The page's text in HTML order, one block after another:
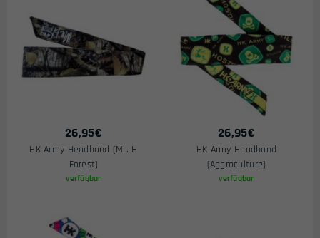
26,95€
HK Army Headband (Mr. H
Forest)
verfügbar
26,95€
HK Army Headband
(Aggroculture)
verfügbar